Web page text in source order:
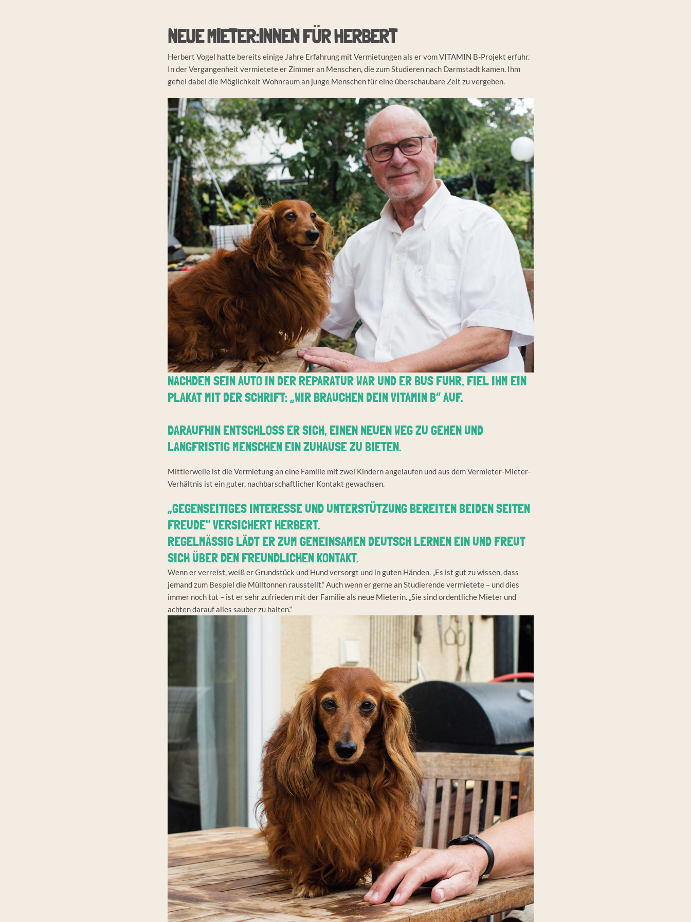
NEUE MIETER:INNEN FÜR HERBERT
Herbert Vogel hatte bereits einige Jahre Erfahrung mit Vermietungen als er vom VITAMIN B-Projekt erfuhr.
In der Vergangenheit vermietete er Zimmer an Menschen, die zum Studieren nach Darmstadt kamen. Ihm
gefiel dabei die Möglichkeit Wohnraum an junge Menschen für eine überschaubare Zeit zu vergeben.
NACHDEM SEIN AUTO IN DER REPARATUR WAR UND ER BUS FUHR, FIEL IHM EIN
PLAKAT MIT DER SCHRIFT: „WIR BRAUCHEN DEIN VITAMIN B“ AUF.
DARAUFHIN ENTSCHLOSS ER SICH, EINEN NEUEN WEG ZU GEHEN UND
LANGFRISTIG MENSCHEN EIN ZUHAUSE ZU BIETEN.
Mittlerweile ist die Vermietung an eine Familie mit zwei Kindern angelaufen und aus dem Vermieter-Mieter-
Verhältnis ist ein guter, nachbarschaftlicher Kontakt gewachsen.
„GEGENSEITIGES INTERESSE UND UNTERSTÜTZUNG BEREITEN BEIDEN SEITEN
FREUDE" VERSICHERT HERBERT.
REGELMÄSSIG LÄDT ER ZUM GEMEINSAMEN DEUTSCH LERNEN EIN UND FREUT S
ICH ÜBER DEN FREUNDLICHEN KONTAKT.
Wenn er verreist, weiß er Grundstück und Hund versorgt und in guten Händen. „Es ist gut zu wissen, dass
jemand zum Bespiel die Mülltonnen rausstellt.“ Auch wenn er gerne an Studierende vermietete – und dies
immer noch tut – ist er sehr zufrieden mit der Familie als neue Mieterin. „Sie sind ordentliche Mieter und
achten darauf alles sauber zu halten.“